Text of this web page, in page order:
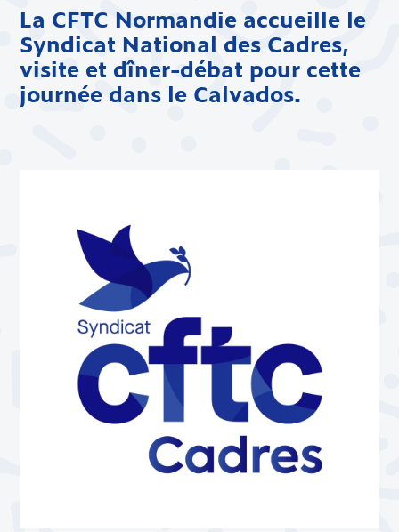
La CFTC Normandie accueille le
Syndicat National des Cadres,
visite et dîner-débat pour cette
journée dans le Calvados.